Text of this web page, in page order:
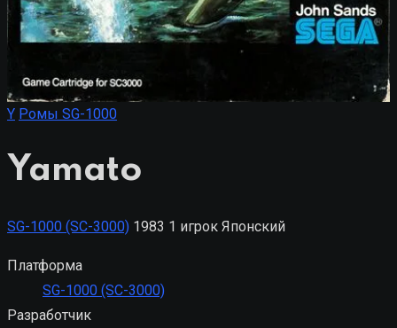
Y Ромы SG-1000
Yamato
SG-1000 (SC-3000) 1983 1 игрок Японский
Платформа
SG-1000 (SC-3000)
Разработчик